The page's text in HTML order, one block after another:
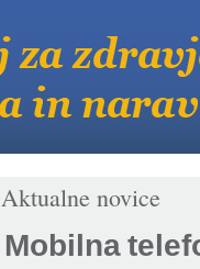
Aktualne novice
Mobilna